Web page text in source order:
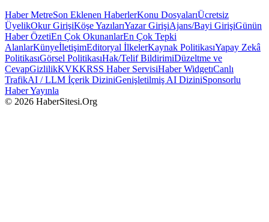
Haber MetreSon Eklenen HaberlerKonu DosyalarıÜcretsiz
ÜyelikOkur GirişiKöşe YazılarıYazar GirişiAjans/Bayi GirişiGünün
Haber ÖzetiEn Çok OkunanlarEn Çok Tepki
AlanlarKünyeİletişimEditoryal İlkelerKaynak PolitikasıYapay Zekâ
PolitikasıGörsel PolitikasıHak/Telif BildirimiDüzeltme ve
CevapGizlilikKVKKRSS Haber ServisiHaber WidgetıCanlı
TrafikAI / LLM İçerik DiziniGenişletilmiş AI DiziniSponsorlu
Haber Yayınla
© 2026 HaberSitesi.Org